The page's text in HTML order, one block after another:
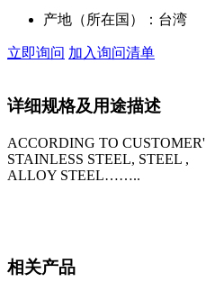
产地（所在国）： 台湾
立即询问 加入询问清单
详细规格及用途描述
ACCORDING TO
STAINLESS STEEL, STEEL ,
ALLOY STEEL……..
相关产品